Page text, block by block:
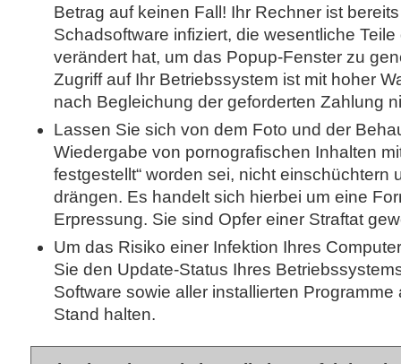
Betrag auf keinen Fall! Ihr Rechner ist
Schadsoftware infiziert, die wesentliche
verändert hat, um das Popup-Fenster zu
Zugriff auf Ihr Betriebssystem ist mit hoher
nach Begleichung der geforderten Zahlung
Lassen Sie sich von dem Foto und der
Wiedergabe von pornografischen Inhalten
festgestellt“ worden sei, nicht einschüchtern
drängen. Es handelt sich hierbei um eine
Erpressung. Sie sind Opfer einer Straftat
Um das Risiko einer Infektion Ihres
Sie den Update-Status Ihres
Software sowie aller installierten
Stand halten.